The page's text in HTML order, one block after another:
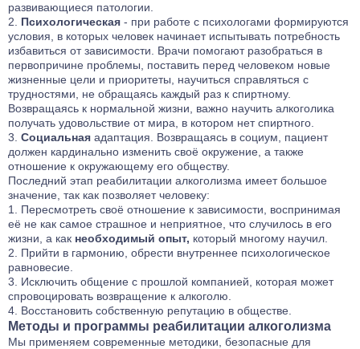
развивающиеся патологии.
Психологическая - при работе с психологами формируются
условия, в которых человек начинает испытывать потребность
избавиться от зависимости. Врачи помогают разобраться в
первопричине проблемы, поставить перед человеком новые
жизненные цели и приоритеты, научиться справляться с
трудностями, не обращаясь каждый раз к спиртному.
Возвращаясь к нормальной жизни, важно научить алкоголика
получать удовольствие от мира, в котором нет спиртного.
Социальная адаптация. Возвращаясь в социум, пациент
должен кардинально изменить своё окружение, а также
отношение к окружающему его обществу.
Последний этап реабилитации алкоголизма имеет большое
значение, так как позволяет человеку:
Пересмотреть своё отношение к зависимости, воспринимая
её не как самое страшное и неприятное, что случилось в его
жизни, а как необходимый опыт, который многому научил.
Прийти в гармонию, обрести внутреннее психологическое
равновесие.
Исключить общение с прошлой компанией, которая может
спровоцировать возвращение к алкоголю.
Восстановить собственную репутацию в обществе.
Методы и программы реабилитации алкоголизма
Мы применяем современные методики, безопасные для